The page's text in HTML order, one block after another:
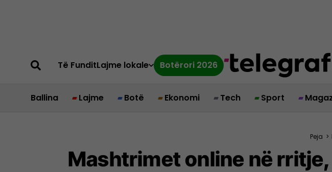
Të FunditLajme lokale Botërori 2026
Ballina Lajme Botë Ekonomi Tech Sport
Peja >
Mashtrimet online në